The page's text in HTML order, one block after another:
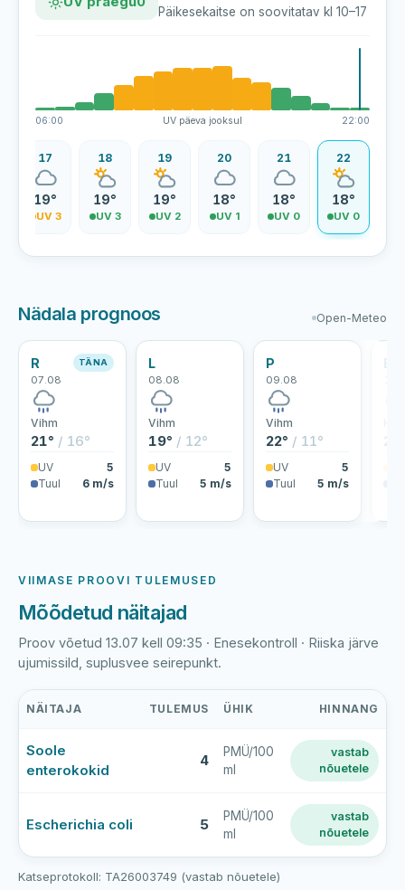
Päikesekaitse on soovitatav kl 10–17
06:00 UV päeva jooksul 22:00
17
19°
UV 3
18
19°
UV 3
19
19°
UV 2
20
18°
UV 1
21
18°
UV 0
22
18°
UV 0
Nädala prognoos Open-Meteo
R
07.08
TÄNA
Vihm
21° / 16°
UV
5
Tuul
6 m/s
L
08.08
Vihm
19° / 12°
UV
5
Tuul
5 m/s
P
09.08
Vihm
22° / 11°
UV
5
Tuul
5 m/s
E
VIIMASE PROOVI TULEMUSED
Mõõdetud näitajad
Proov võetud 13.07 kell 09:35 · Enesekontroll · Riiska järve
ujumissild, suplusvee seirepunkt.
järve
supluskoha
veeproovi
NÄITAJA TULEMUS ÜHIK HINNANG
Soole
enterokokid
4
PMÜ/100
ml
vastab
nõuetele
Escherichia coli 5
PMÜ/100
ml
vastab
nõuetele
Katseprotokoll: TA26003749 (vastab nõuetele)